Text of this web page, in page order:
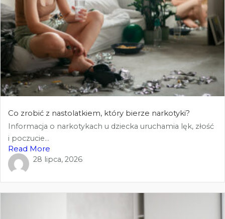
Co zrobić z nastolatkiem, który bierze narkotyki?
Informacja o narkotykach u dziecka uruchamia lęk, złość
i poczucie...
Read More
28 lipca, 2026